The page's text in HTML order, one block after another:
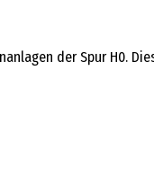
der Spur H0.